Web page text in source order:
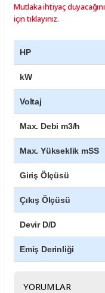
Mutlaka ihtiyaç
için tıklayınız.
HP
kW
Voltaj
Max. Debi m3/h
Max. Yükseklik mSS
Giriş Ölçüsü
Çıkış Ölçüsü
Devir D/D
Emiş Derinliği
YORUMLAR